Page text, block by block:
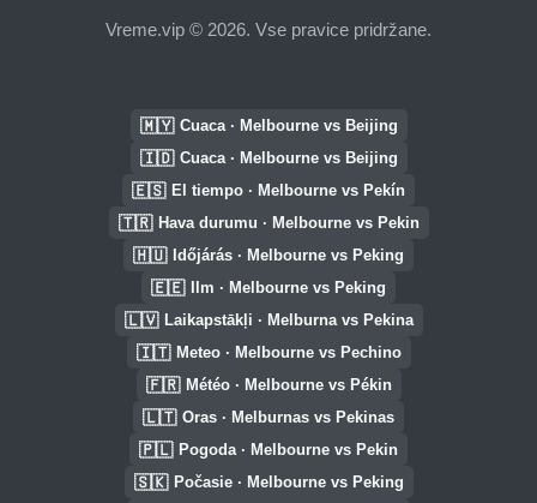
Vreme.vip © 2026. Vse pravice pridržane.
🇲🇾 Cuaca · Melbourne vs Beijing
🇮🇩 Cuaca · Melbourne vs Beijing
🇪🇸 El tiempo · Melbourne vs Pekín
🇹🇷 Hava durumu · Melbourne vs Pekin
🇭🇺 Időjárás · Melbourne vs Peking
🇪🇪 Ilm · Melbourne vs Peking
🇱🇻 Laikapstākļi · Melburna vs Pekina
🇮🇹 Meteo · Melbourne vs Pechino
🇫🇷 Météo · Melbourne vs Pékin
🇱🇹 Oras · Melburnas vs Pekinas
🇵🇱 Pogoda · Melbourne vs Pekin
🇸🇰 Počasie · Melbourne vs Peking